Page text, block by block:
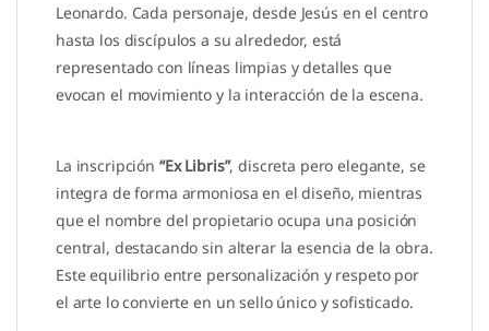
Leonardo. Cada personaje, desde Jesús en el centro
hasta los discípulos a su alrededor, está
representado con líneas limpias y detalles que
evocan el movimiento y la interacción de la escena.
La inscripción “Ex Libris”, discreta pero elegante, se
integra de forma armoniosa en el diseño, mientras
que el nombre del propietario ocupa una posición
central, destacando sin alterar la esencia de la obra.
Este equilibrio entre personalización y respeto por
el arte lo convierte en un sello único y sofisticado.